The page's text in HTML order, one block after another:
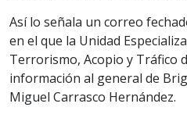
Así lo señala un correo
en el que la Unidad
Terrorismo, Acopio y Tráfico
información al general de
Miguel Carrasco Hernández.